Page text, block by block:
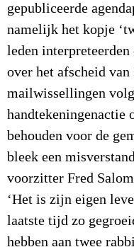
gepubliceerde
namelijk het kopje
leden interpreteerden
over het afscheid
mailwissellingen
handtekeningenactie
behouden voor de
bleek een
voorzitter Fred
‘Het is zijn eigen
laatste tijd zo
hebben aan twee